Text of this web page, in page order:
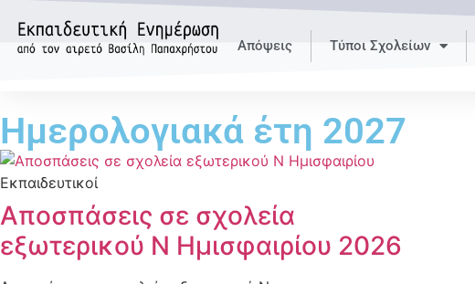
Απόψεις Τύποι Σχολείων
Ημερολογιακά έτη 2027
Εκπαιδευτικοί
Αποσπάσεις σε σχολεία
εξωτερικού Ν Ημισφαιρίου 2026